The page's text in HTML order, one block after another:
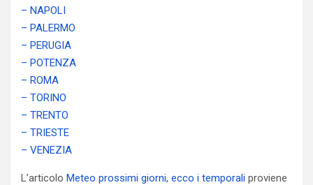
– NAPOLI
– PALERMO
– PERUGIA
– POTENZA
– ROMA
– TORINO
– TRENTO
– TRIESTE
– VENEZIA
L’articolo Meteo prossimi giorni, ecco i temporali proviene